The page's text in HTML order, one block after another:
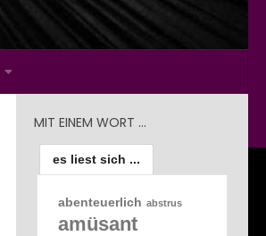
MIT EINEM WORT …
es liest sich ...
abenteuerlich abstrus
amüsant